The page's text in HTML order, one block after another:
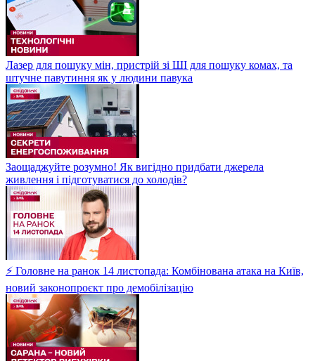
Лазер для пошуку мін, пристрій зі ШІ для пошуку комах, та
штучне павутиння як у людини павука
Заощаджуйте розумно! Як вигідно придбати джерела
живлення і підготуватися до холодів?
⚡ Головне на ранок 14 листопада: Комбінована атака на Київ,
новий законопроєкт про демобілізацію